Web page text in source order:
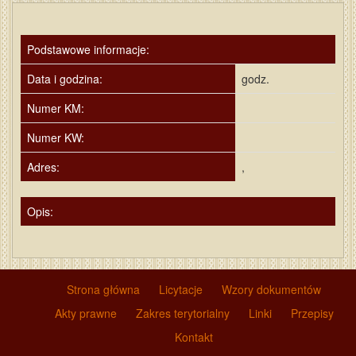
Podstawowe informacje:
Data i godzina:
godz.
Numer KM:
Numer KW:
Adres:
,
Opis:
Strona główna Licytacje
Wzory dokumentów
Akty prawne
Zakres terytorialny Linki
Przepisy
Kontakt